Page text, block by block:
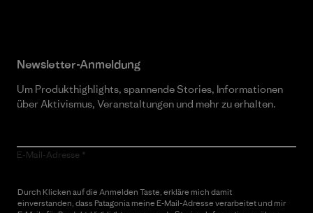
Newsletter-Anmeldung
Um Produkthighlights, spannende Stories, Informationen
über Aktivismus, Veranstaltungen und mehr zu erhalten.
E-Mail-Adresse
Durch Klicken auf die Anmelden Taste, erkläre mich damit
einverstanden, dass Patagonia meine E-Mail-Adresse verarbeitet und mir